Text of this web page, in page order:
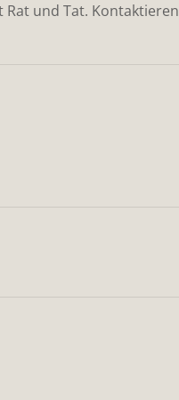
und Tat. Kontaktieren